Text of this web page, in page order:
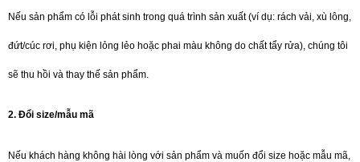
Nếu sản phẩm có lỗi phát sinh trong quá trình sản xuất (ví dụ: rách vải, xù lông,
đứt/cúc rơi, phụ kiện lỏng lẻo hoặc phai màu không do chất tẩy rửa), chúng tôi
sẽ thu hồi và thay thế sản phẩm.
2. Đổi size/mẫu mã
Nếu khách hàng không hài lòng với sản phẩm và muốn đổi size hoặc mẫu mã,